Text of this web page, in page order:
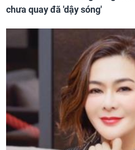
chưa quay đã 'dậy sóng'